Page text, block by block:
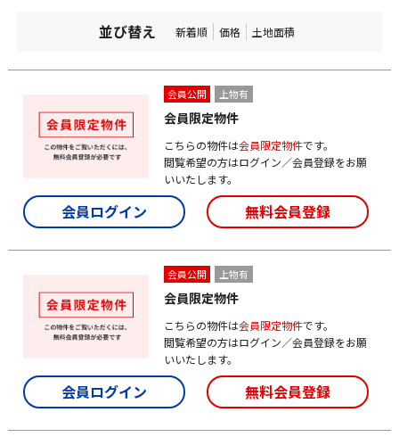
並び替え 新着順 価格 土地面積
会員公開 上物有
会員限定物件
こちらの物件は会員限定物件です。
閲覧希望の方はログイン／会員登録をお願
いいたします。
会員ログイン 無料会員登録
会員公開 上物有
会員限定物件
こちらの物件は会員限定物件です。
閲覧希望の方はログイン／会員登録をお願
いいたします。
会員ログイン 無料会員登録